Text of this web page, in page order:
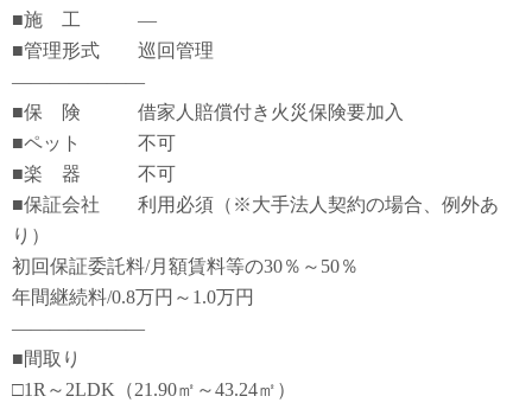
■施 工 ―
■管理形式 巡回管理
―――――――
■保 険 借家人賠償付き火災保険要加入
■ペット 不可
■楽 器 不可
■保証会社 利用必須（※大手法人契約の場合、例外あ
り）
初回保証委託料/月額賃料等の30％～50％
年間継続料/0.8万円～1.0万円
―――――――
■間取り
□1R～2LDK（21.90㎡～43.24㎡）